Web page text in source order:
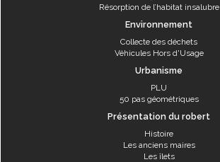
Résorption de l’habitat insalubre
Environnement
Collecte des déchets
Véhicules Hors d'Usage
Urbanisme
PLU
50 pas géométriques
Présentation du robert
Histoire
Les anciens maires
Les îlets